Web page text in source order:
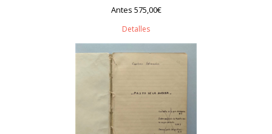
Antes 575,00€
Detalles